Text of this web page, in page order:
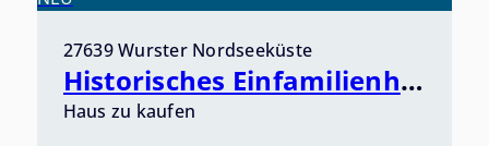
27639 Wurster Nordseeküste
Historisches Einfamilienhaus in idyllischer Lage an der Wurster Nordseeküste! Provisionsfrei!
Haus zu kaufen